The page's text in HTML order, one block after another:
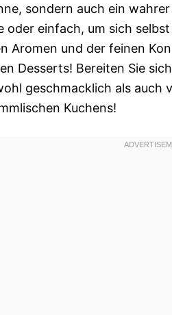
sondern auch ein
oder einfach, um sich
Aromen und der feinen
Desserts! Bereiten Sie
geschmacklich als auch
Kuchens!